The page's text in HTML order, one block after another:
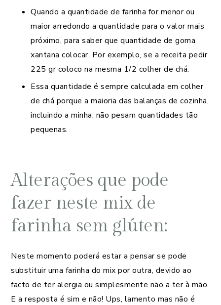
Quando a quantidade de farinha for menor ou
maior arredondo a quantidade para o valor mais
próximo, para saber que quantidade de goma
xantana colocar. Por exemplo, se a receita pedir
225 gr coloco na mesma 1/2 colher de chá.
Essa quantidade é sempre calculada em colher
de chá porque a maioria das balanças de cozinha,
incluindo a minha, não pesam quantidades tão
pequenas.
Alterações que pode
fazer neste mix de
farinha sem glúten:
Neste momento poderá estar a pensar se pode
substituir uma farinha do mix por outra, devido ao
facto de ter alergia ou simplesmente não a ter à mão.
E a resposta é sim e não! Ups, lamento mas não é